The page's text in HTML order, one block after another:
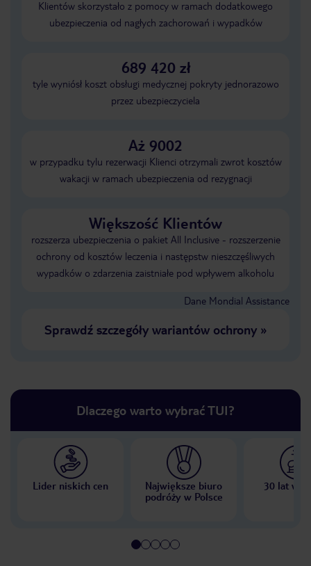
Klientów skorzystało z pomocy w ramach dodatkowego
ubezpieczenia od nagłych zachorowań i wypadków
689 420 zł
tyle wyniósł koszt obsługi medycznej pokryty jednorazowo
przez ubezpieczyciela
Aż 9002
w przypadku tylu rezerwacji Klienci otrzymali zwrot kosztów
wakacji w ramach ubezpieczenia od rezygnacji
Większość Klientów
rozszerza ubezpieczenia o pakiet All Inclusive - rozszerzenie
ochrony od kosztów leczenia i następstw nieszczęśliwych
wypadków o zdarzenia zaistniałe pod wpływem alkoholu
Dane Mondial Assistance
Sprawdź szczegóły wariantów ochrony»
Dlaczego warto wybrać TUI?
Lider niskich cen
Największe biuro
podróży w Polsce
30 lat w